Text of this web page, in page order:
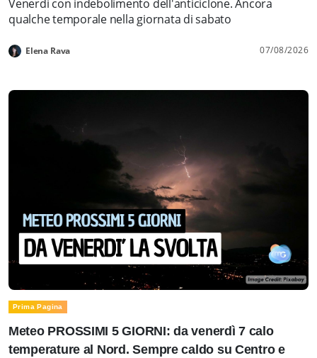
Venerdì con indebolimento dell'anticiclone. Ancora
qualche temporale nella giornata di sabato
Elena Rava 07/08/2026
Prima Pagina
Meteo PROSSIMI 5 GIORNI: da venerdì 7 calo
temperature al Nord. Sempre caldo su Centro e